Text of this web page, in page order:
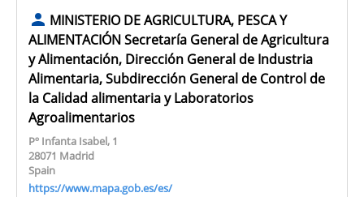
MINISTERIO DE AGRICULTURA, PESCA Y
ALIMENTACIÓN Secretaría General de Agricultura
y Alimentación, Dirección General de Industria
Alimentaria, Subdirección General de Control de
la Calidad alimentaria y Laboratorios
Agroalimentarios
Pº Infanta Isabel, 1
28071 Madrid
Spain
https://www.mapa.gob.es/es/